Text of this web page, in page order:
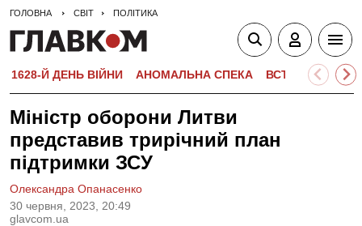
ГОЛОВНА СВІТ ПОЛІТИКА
1628-Й ДЕНЬ ВІЙНИ АНОМАЛЬНА СПЕКА ВСТУПНА
Міністр оборони Литви
представив трирічний план
підтримки ЗСУ
30 червня, 2023, 20:49
glavcom.ua
Олександра Опанасенко